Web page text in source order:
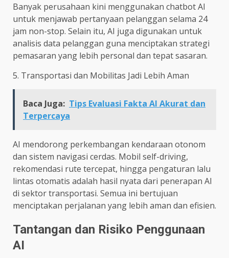
Banyak perusahaan kini menggunakan chatbot AI
untuk menjawab pertanyaan pelanggan selama 24
jam non-stop. Selain itu, AI juga digunakan untuk
analisis data pelanggan guna menciptakan strategi
pemasaran yang lebih personal dan tepat sasaran.
5. Transportasi dan Mobilitas Jadi Lebih Aman
Baca Juga: Tips Evaluasi Fakta AI Akurat dan
Terpercaya
AI mendorong perkembangan kendaraan otonom
dan sistem navigasi cerdas. Mobil self-driving,
rekomendasi rute tercepat, hingga pengaturan lalu
lintas otomatis adalah hasil nyata dari penerapan AI
di sektor transportasi. Semua ini bertujuan
menciptakan perjalanan yang lebih aman dan efisien.
Tantangan dan Risiko Penggunaan
AI